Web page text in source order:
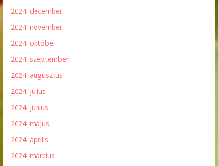
2024. december
2024. november
2024. október
2024. szeptember
2024. augusztus
2024. július
2024. június
2024. május
2024. április
2024. március